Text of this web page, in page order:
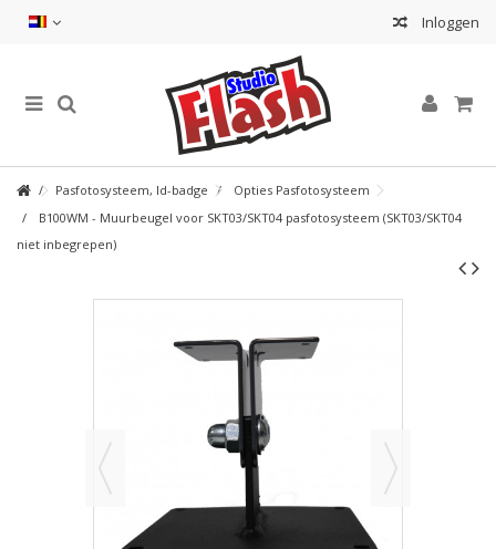
Inloggen
Pasfotosysteem, Id-badge
Opties Pasfotosysteem
B100WM - Muurbeugel voor SKT03/SKT04 pasfotosysteem (SKT03/SKT04
niet inbegrepen)